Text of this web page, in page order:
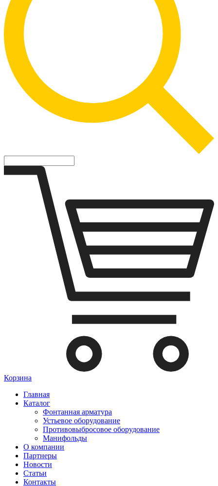
Корзина
Главная
Каталог
Фонтанная арматура
Устьевое оборудование
Противовыбросовое оборудование
Манифольды
О компании
Партнеры
Новости
Статьи
Контакты